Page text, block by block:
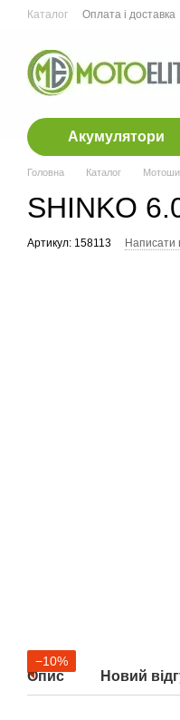
Перейти до основного
Каталог Оплата і доставка
Акумулятори
Головна Каталог
SHINKO
Артикул: 158113 Написати
−10%
Опис Новий